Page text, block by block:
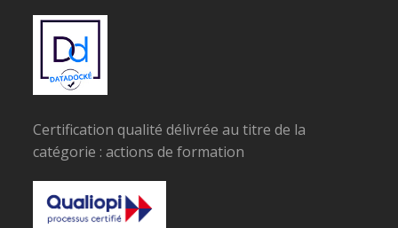
Certification qualité délivrée au titre de la
catégorie : actions de formation